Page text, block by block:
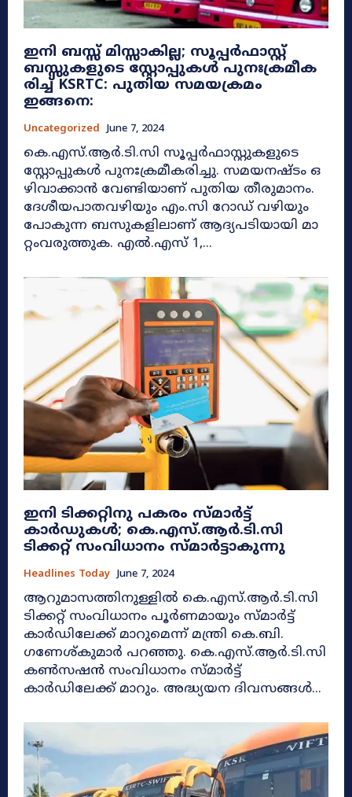
ഇനി ബസ്സ് മിസ്സാകില്ല; സൂ​പ്പ​ർ​ഫാസ്റ്റ്
ബസ്സുകളുടെ ​സ്റ്റോ​പ്പു​ക​ൾ​ ​പു​നഃ​ക്ര​മീ​ക​
രി​ച്ച് KSRTC: പുതിയ സമയക്രമം
ഇങ്ങനെ:
Uncategorized June 7, 2024
കെ.​എ​സ്.​ആ​ർ.​ടി.​സി​ ​സൂ​പ്പ​ർ​ഫാ​സ്റ്റു​ക​ളുടെ​ ​
സ്റ്റോ​പ്പു​ക​ൾ​ ​പു​നഃ​ക്ര​മീ​ക​രി​ച്ചു.​ സ​മ​യ​ന​ഷ്ടം​ ​ഒ​
ഴി​വാ​ക്കാ​ൻ​ ​വേണ്ടിയാണ് പുതിയ തീരുമാനം.
ദേ​ശീ​യ​പാ​ത​വ​ഴി​യും​ ​എം.​സി​ ​റോ​ഡ് ​വ​ഴി​യും​ ​
പോ​കു​ന്ന​ ​ബ​സു​ക​ളി​ലാ​ണ് ​ആ​ദ്യ​പ​ടി​യാ​യി​ ​മാ​
റ്റം​വ​രു​ത്തു​ക.​ ​എ​ൽ.​എ​സ് 1,​...
ഇനി ടിക്കറ്റിനു പകരം സ്‍മാർട്ട്
കാർഡുകൾ; കെ.എസ്.ആർ.ടി.സി
ടിക്കറ്റ് സംവിധാനം സ്മാർട്ടാകുന്നു
Headlines Today June 7, 2024
ആറുമാസത്തിനുള്ളിൽ കെ.എസ്.ആർ.ടി.സി
ടിക്കറ്റ് സംവിധാനം പൂർണമായും സ്മാർട്ട്
കാർഡിലേക്ക് മാറുമെന്ന് മന്ത്രി കെ.ബി.
ഗണേശ്കുമാർ പറഞ്ഞു. കെ.എസ്.ആർ.ടി.സി
കൺസഷൻ സംവിധാനം സ്മാർട്ട്
കാർഡിലേക്ക് മാറും. അദ്ധ്യയന ദിവസങ്ങൾ...